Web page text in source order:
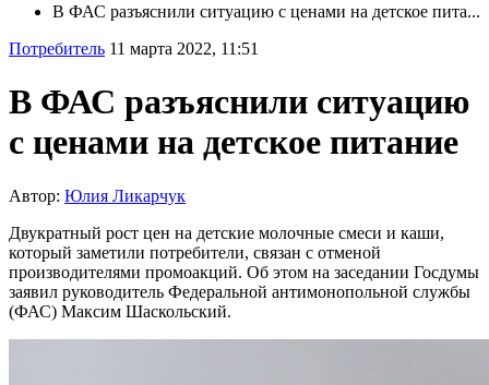
В ФАС разъяснили ситуацию с ценами на детское пита...
Потребитель 11 марта 2022, 11:51
В ФАС разъяснили ситуацию
с ценами на детское питание
Автор: Юлия Ликарчук
Двукратный рост цен на детские молочные смеси и каши,
который заметили потребители, связан с отменой
производителями промоакций. Об этом на заседании Госдумы
заявил руководитель Федеральной антимонопольной службы
(ФАС) Максим Шаскольский.